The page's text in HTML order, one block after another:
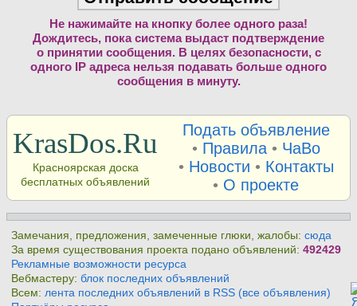
Не нажимайте на кнопку более одного раза!
Дождитесь, пока система выдаст подтверждение
о принятии сообщения. В целях безопасности, с
одного IP адреса нельзя подавать больше одного
сообщения в минуту.
KrasDos.Ru
Красноярская доска
бесплатных объявлений
Подать объявление
• Правила• ЧаВо
• Новости • Контакты
• О проекте
Замечания, предложения, замеченные глюки, жалобы:сюда
За время существования проекта подано объявлений:492429
Рекламные возможности ресурса
Вебмастеру:блок последних объявлений
Всем:лента последних объявлений в RSS (все объявления)